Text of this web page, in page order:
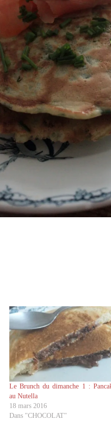
Le Brunch du dimanche 1 :
au Nutella
18 mars 2016
Dans "CHOCOLAT"